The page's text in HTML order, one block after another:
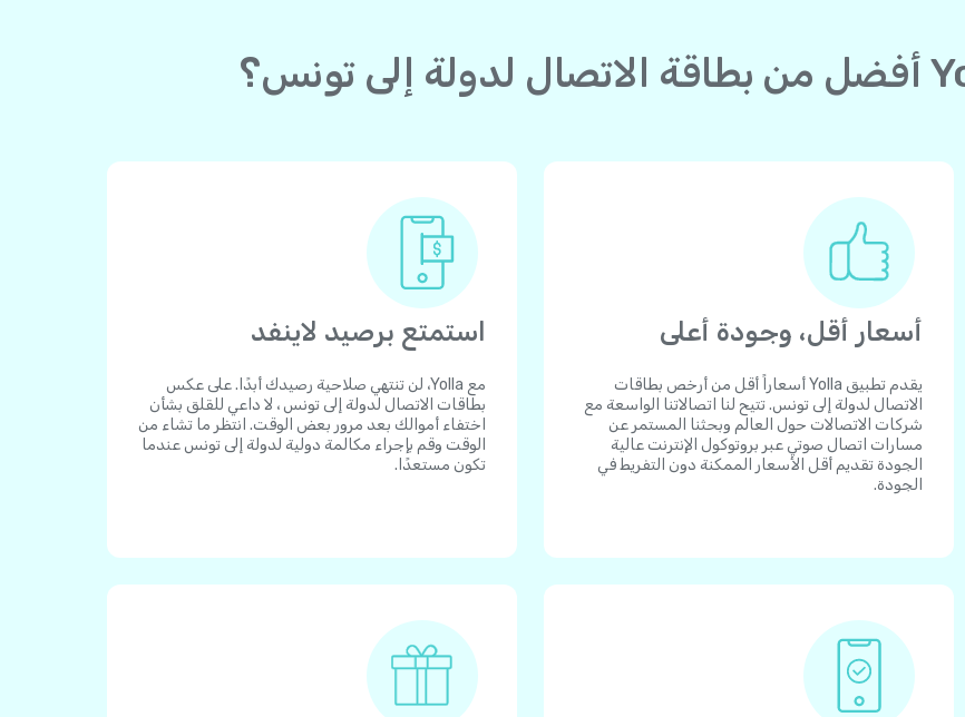
أسعار أقل، وجودة أعلى
يقدم تطبيق Yolla أسعاراً أقل من أرخص بطاقات
الاتصال لدولة إلى تونس. تتيح لنا اتصالاتنا الواسعة مع
شركات الاتصالات حول العالم وبحثنا المستمر عن
مسارات اتصال صوتي عبر بروتوكول الإنترنت عالية
الجودة تقديم أقل الأسعار الممكنة دون التفريط في
الجودة.
استمتع برصيد لاينفد
مع Yolla، لن تنتهي صلاحية رصيدك أبدًا. على عكس
بطاقات الاتصال لدولة إلى تونس ، لا داعي للقلق بشأن
اختفاء أموالك بعد مرور بعض الوقت. انتظر ما تشاء من
الوقت وقم بإجراء مكالمة دولية لدولة إلى تونس عندما
تكون مستعدًا.